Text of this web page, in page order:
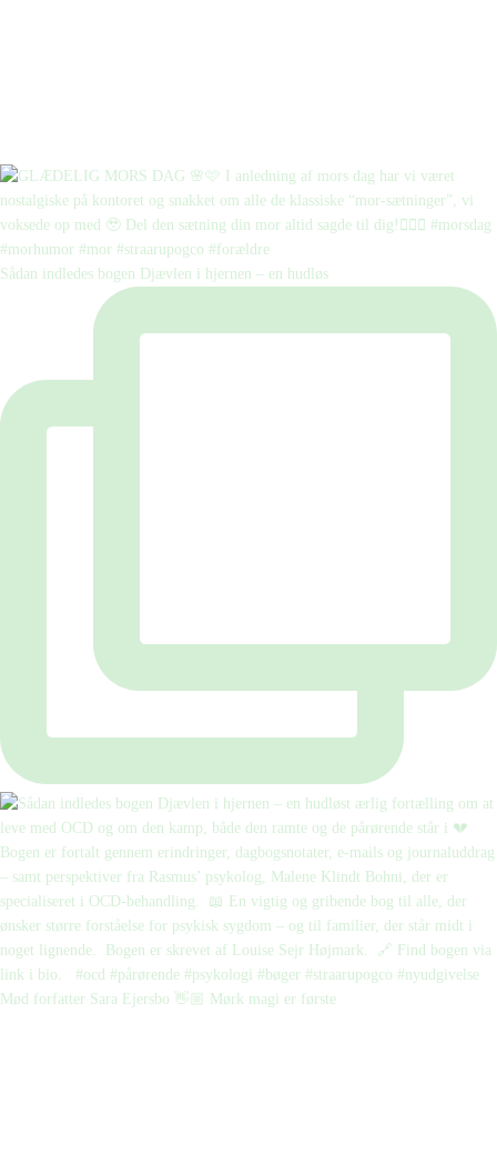
Sådan indledes bogen Djævlen i hjernen – en hudløs
Mød forfatter Sara Ejersbo 👋🏼 Mørk magi er første